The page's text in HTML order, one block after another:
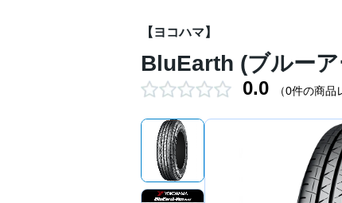
【ヨコハマ】
BluEarth (ブルー
0.0 （0件の商品